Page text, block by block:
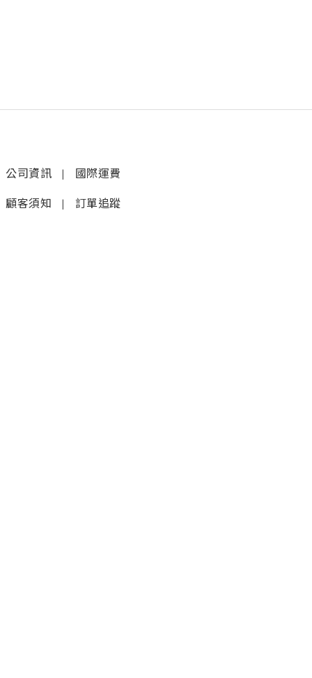
公司資訊 | 國際運費
顧客須知 | 訂單追蹤